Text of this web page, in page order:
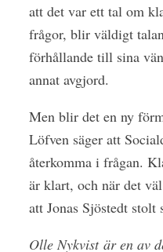
att det var ett tal om
frågor, blir väldigt
förhållande till sina
annat avgjord.
Men blir det en ny
Löfven säger att
återkomma i frågan.
är klart, och när det
att Jonas Sjöstedt stolt
Olle Nykvist är en av